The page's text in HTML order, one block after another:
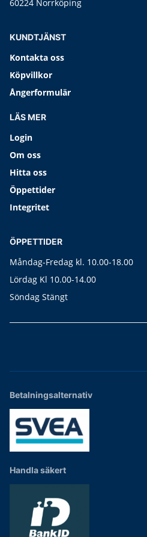
60224 Norrköping
KUNDTJÄNST
Kontakta oss
Köpvillkor
Ångerformulär
LÄS MER
Login
Om oss
Hitta oss
Öppettider
Integritet
ÖPPETTIDER
Måndag-Fredag kl. 10.00-18.00
Lördag Kl 10.00-14.00
Söndag Stängt
Betalningsalternativ
Handla säkert